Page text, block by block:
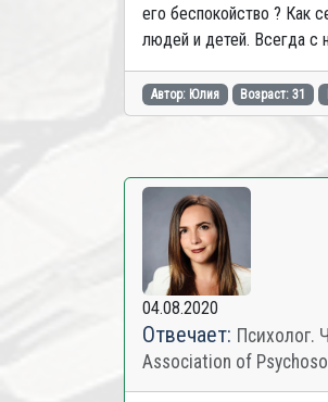
его беспокойство ? Как
людей и детей. Всегда с
Автор: Юлия Возраст: 31
04.08.2020
Отвечает: Психолог.
Association of